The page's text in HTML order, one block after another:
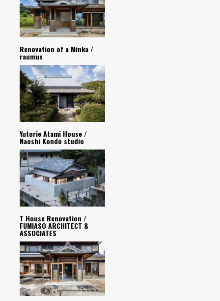
Renovation of a Minka /
raumus
Yutorie Atami House /
Naoshi Kondo studio
T House Renovation /
FUMIASO ARCHITECT &
ASSOCIATES